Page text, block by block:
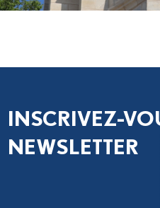
INSCRIVEZ-
NEWSLETTER